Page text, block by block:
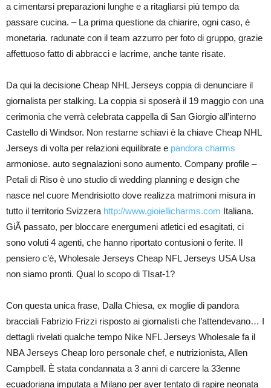
a cimentarsi preparazioni lunghe e a ritagliarsi più tempo da
passare cucina. – La prima questione da chiarire, ogni caso, è
monetaria. radunate con il team azzurro per foto di gruppo, grazie
affettuoso fatto di abbracci e lacrime, anche tante risate.
Da qui la decisione Cheap NHL Jerseys coppia di denunciare il
giornalista per stalking. La coppia si sposerà il 19 maggio con una
cerimonia che verrà celebrata cappella di San Giorgio all’interno
Castello di Windsor. Non restarne schiavi è la chiave Cheap NHL
Jerseys di volta per relazioni equilibrate e pandora charms
armoniose. auto segnalazioni sono aumento. Company profile –
Petali di Riso è uno studio di wedding planning e design che
nasce nel cuore Mendrisiotto dove realizza matrimoni misura in
tutto il territorio Svizzera http://www.gioiellicharms.com Italiana.
GiÃ passato, per bloccare energumeni atletici ed esagitati, ci
sono voluti 4 agenti, che hanno riportato contusioni o ferite. Il
pensiero c’è, Wholesale Jerseys Cheap NFL Jerseys USA Usa
non siamo pronti. Qual lo scopo di TIsat-1?
Con questa unica frase, Dalla Chiesa, ex moglie di pandora
bracciali Fabrizio Frizzi risposto ai giornalisti che l’attendevano… I
dettagli rivelati qualche tempo Nike NFL Jerseys Wholesale fa il
NBA Jerseys Cheap loro personale chef, e nutrizionista, Allen
Campbell. È stata condannata a 3 anni di carcere la 33enne
ecuadoriana imputata a Milano per aver tentato di rapire neonata